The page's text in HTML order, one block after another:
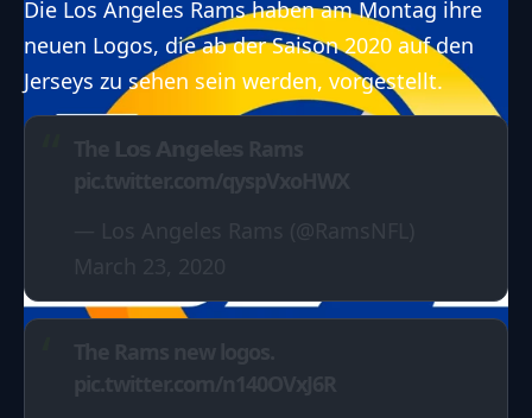
Die Los Angeles Rams haben am Montag ihre
neuen Logos, die ab der Saison 2020 auf den
Jerseys zu sehen sein werden, vorgestellt.